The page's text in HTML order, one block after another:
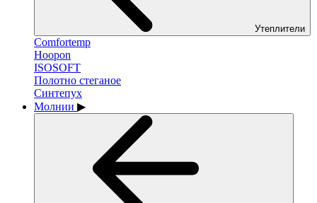
Утеплители
Comfortemp
Hoopon
ISOSOFT
Полотно стеганое
Синтепух
Молнии ▶